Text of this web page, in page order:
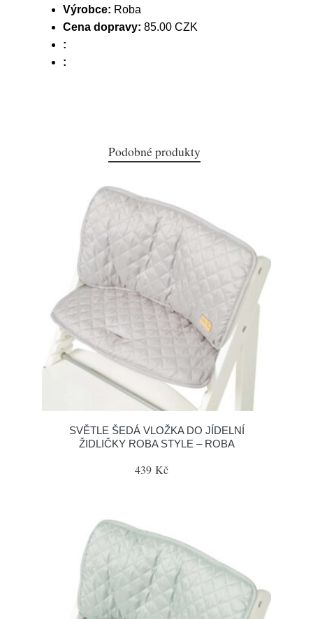
Výrobce: Roba
Cena dopravy: 85.00 CZK
:
:
Podobné produkty
SVĚTLE ŠEDÁ VLOŽKA DO JÍDELNÍ
ŽIDLIČKY ROBA STYLE – ROBA
439 Kč